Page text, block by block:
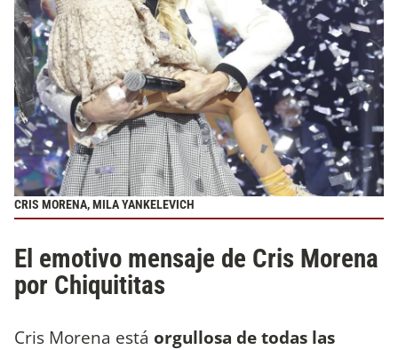
CRIS MORENA, MILA YANKELEVICH
El emotivo mensaje de Cris Morena
por Chiquititas
Cris Morena está orgullosa de todas las